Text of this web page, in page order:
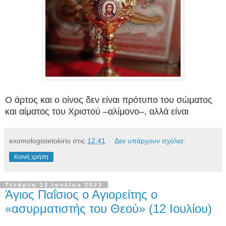
Ο άρτος και ο οίνος δεν είναι πρότυπο του σώματος
και αίματος του Χριστού –αλίμονο–, αλλά είναι
exomologistetokirio στις 12:41 Δεν υπάρχουν σχόλια:
Κοινή χρήση
Τετάρτη 12 Ιουλίου 2023
Άγιος Παΐσιος ο Αγιορείτης ο
«ασυρματιστής του Θεού» (12 Ιουλίου)